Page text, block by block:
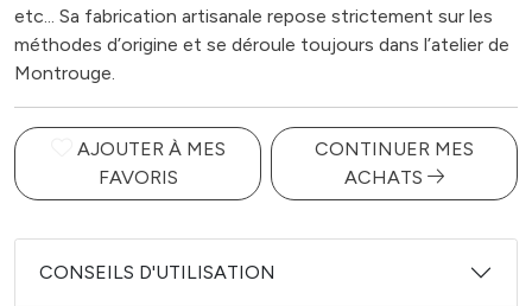
etc... Sa fabrication artisanale repose strictement sur les
méthodes d’origine et se déroule toujours dans l’atelier de
Montrouge.
AJOUTER À MES
FAVORIS
CONTINUER MES
ACHATS
CONSEILS D'UTILISATION